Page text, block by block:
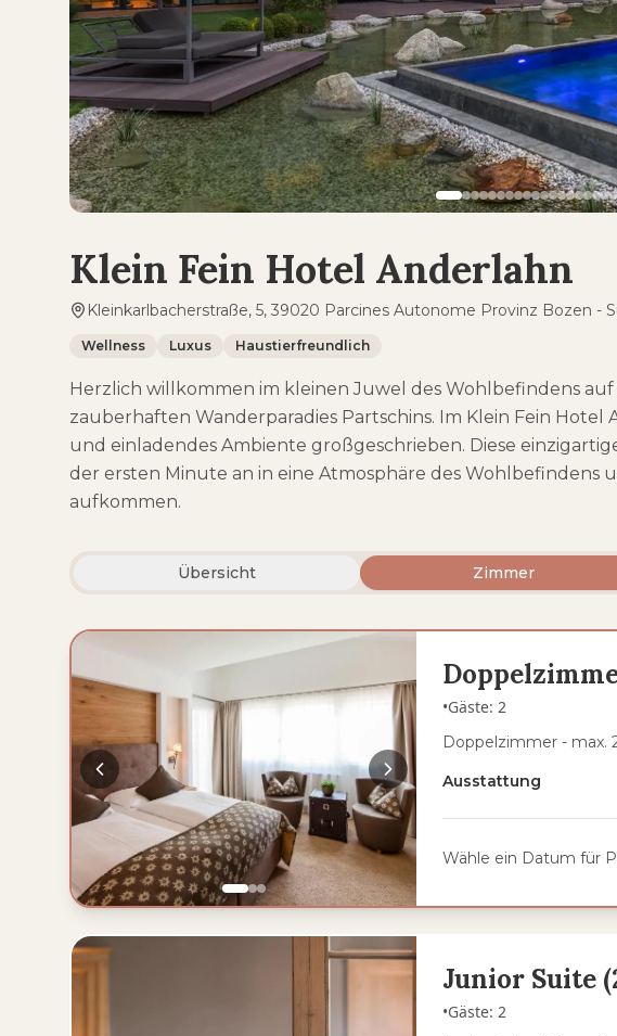
Klein Fein Hotel Anderlahn
Kleinkarlbacherstraße, 5, 39020 Parcines Autonome Provinz Bozen -
Wellness Luxus Haustierfreundlich
Herzlich willkommen im kleinen Juwel des Wohlbefindens
zauberhaften Wanderparadies Partschins. Im Klein Fein
und einladendes Ambiente großgeschrieben. Diese
der ersten Minute an in eine Atmosphäre des Wohlbefindens
aufkommen.
Übersicht Zimmer
•Gäste:2
Doppelzimmer - max.
Ausstattung
Wähle ein Datum für
Junior Suite
•Gäste:2